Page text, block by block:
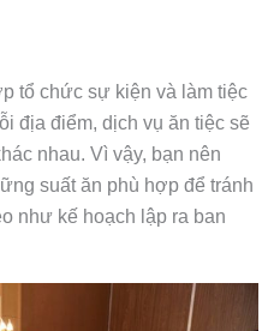
tổ chức sự kiện và làm tiệc
địa điểm, dịch vụ ăn tiệc sẽ
nhau. Vì vậy, bạn nên
suất ăn phù hợp để tránh
như kế hoạch lập ra ban